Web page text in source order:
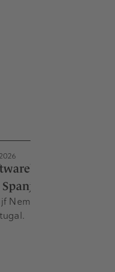
Eneve
Nemon is actief in